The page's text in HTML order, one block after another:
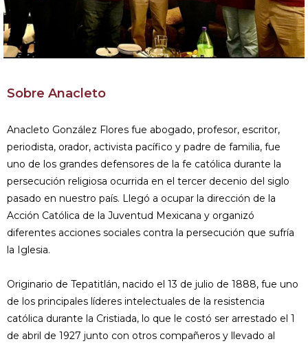
Sobre Anacleto
Anacleto González Flores fue abogado, profesor, escritor,
periodista, orador, activista pacífico y padre de familia, fue
uno de los grandes defensores de la fe católica durante la
persecución religiosa ocurrida en el tercer decenio del siglo
pasado en nuestro país. Llegó a ocupar la dirección de la
Acción Católica de la Juventud Mexicana y organizó
diferentes acciones sociales contra la persecución que sufría
la Iglesia.
Originario de Tepatitlán, nacido el 13 de julio de 1888, fue uno
de los principales líderes intelectuales de la resistencia
católica durante la Cristiada, lo que le costó ser arrestado el 1
de abril de 1927 junto con otros compañeros y llevado al